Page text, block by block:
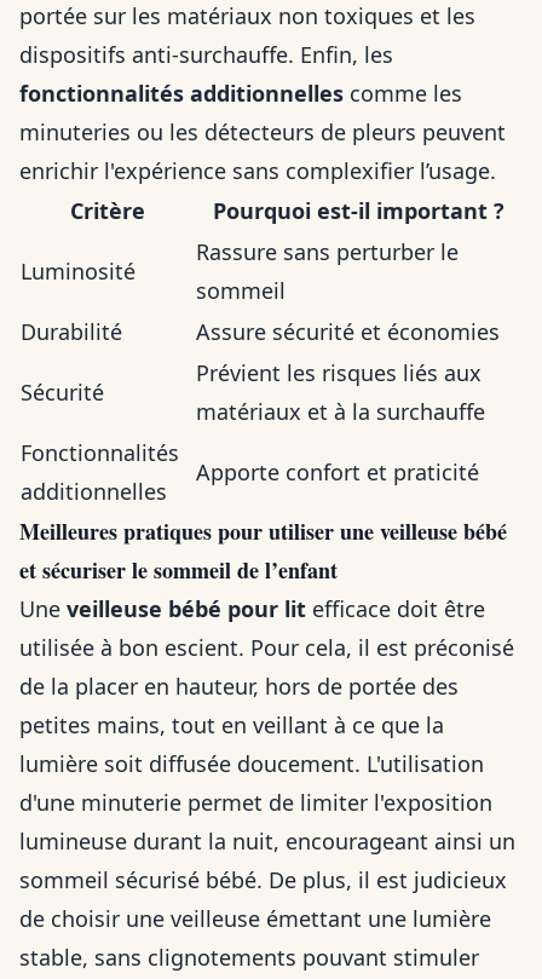
portée sur les matériaux non toxiques et les
dispositifs anti-surchauffe. Enfin, les
fonctionnalités additionnelles comme les
minuteries ou les détecteurs de pleurs peuvent
enrichir l'expérience sans complexifier l’usage.
Critère
Pourquoi est-il important ?
Luminosité
Rassure sans perturber le
sommeil
Durabilité
Assure sécurité et économies
Sécurité
Prévient les risques liés aux
matériaux et à la surchauffe
Fonctionnalités
additionnelles
Apporte confort et praticité
Meilleures pratiques pour utiliser une veilleuse bébé
et sécuriser le sommeil de l’enfant
Une veilleuse bébé pour lit efficace doit être
utilisée à bon escient. Pour cela, il est préconisé
de la placer en hauteur, hors de portée des
petites mains, tout en veillant à ce que la
lumière soit diffusée doucement. L'utilisation
d'une minuterie permet de limiter l'exposition
lumineuse durant la nuit, encourageant ainsi un
sommeil sécurisé bébé. De plus, il est judicieux
de choisir une veilleuse émettant une lumière
stable, sans clignotements pouvant stimuler